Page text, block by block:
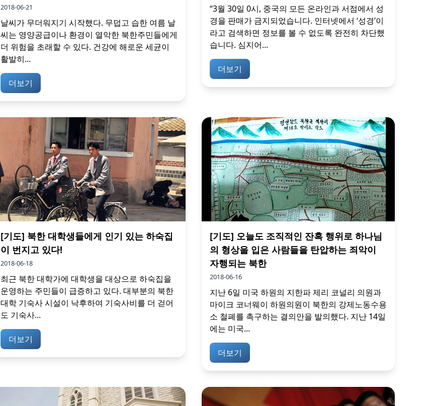
2018-06-21
날씨가 무더워지기 시작했다. 무덥고 습한 여름 날
씨는 영양공급이나 환경이 열악한 북한주민들에게
더 위험을 초래할 수 있다. 건강에 해로운 세균이
활발히...
더보기
“3월 30일 0시, 중국의 모든 온라인과 서점에서 성
경을 판매가 금지되었습니다. 인터넷에서 ‘성경’이
라고 검색하면 정보를 볼 수 없도록 완전히 차단했
습니다. 심지어...
더보기
[기도] 북한 대학생들에게 인기 있는 하숙집
이 번지고 있다!
2018-06-18
최근 북한 대학가에 대학생을 대상으로 하숙집을
운영하는 주민들이 급증하고 있다. 대부분의 북한
대학 기숙사 시설이 낙후하여 기숙사비를 더 걷어
도 기숙사...
더보기
[기도] 오늘도 조직적인 잔혹 행위로 하나님
의 형상을 입은 사람들을 탄압하는 죄악이
자행되는 북한
2018-06-16
지난 6일 미국 하원의 지한파 제리 코널리 의원과
마이크 코너웨이 하원의원이 북한의 강제노동수용
소 철폐를 촉구하는 결의안을 발의했다. 지난 14일
에는 미국...
더보기